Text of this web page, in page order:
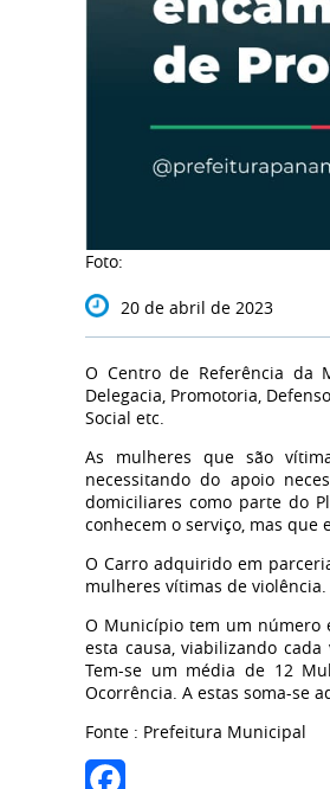
Foto:
20 de abril de 2023
O Centro de Referência da
Delegacia, Promotoria,
Social etc.
As mulheres que são
necessitando do apoio
domiciliares como parte do
conhecem o serviço, mas que
O Carro adquirido em
mulheres vítimas de violência.
O Município tem um número
esta causa, viabilizando
Tem-se um média de 12
Ocorrência. A estas soma-se
Fonte : Prefeitura Municipal